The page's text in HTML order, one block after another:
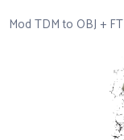
Mod TDM to OBJ + FT